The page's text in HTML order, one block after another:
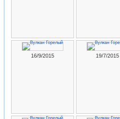
16/9/2015 19/7/2015